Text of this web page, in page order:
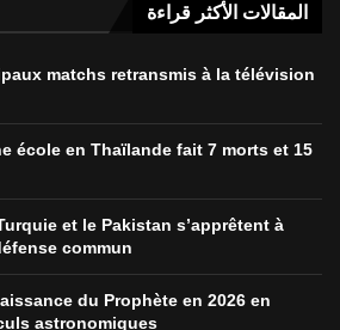
المقالات الأكثر قراءة
matchs retransmis à la télévision
école en Thaïlande fait 7 morts et 15
et le Pakistan s’apprêtent à
commun
du Prophète en 2026 en
astronomiques